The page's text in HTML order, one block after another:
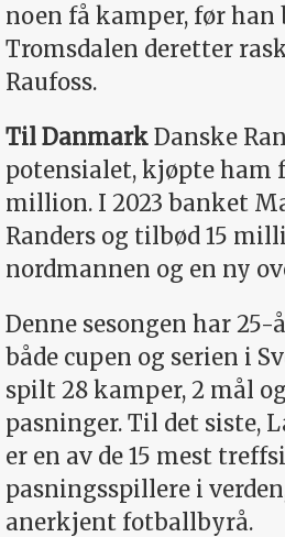
noen få kamper, før
Tromsdalen deretter
Raufoss.
Til Danmark Danske
potensialet, kjøpte ham
million. I 2023 banket
Randers og tilbød 15
nordmannen og en ny
Denne sesongen har
både cupen og serien i
spilt 28 kamper, 2 mål
pasninger. Til det siste,
er en av de 15 mest
pasningsspillere i
anerkjent fotballbyrå.